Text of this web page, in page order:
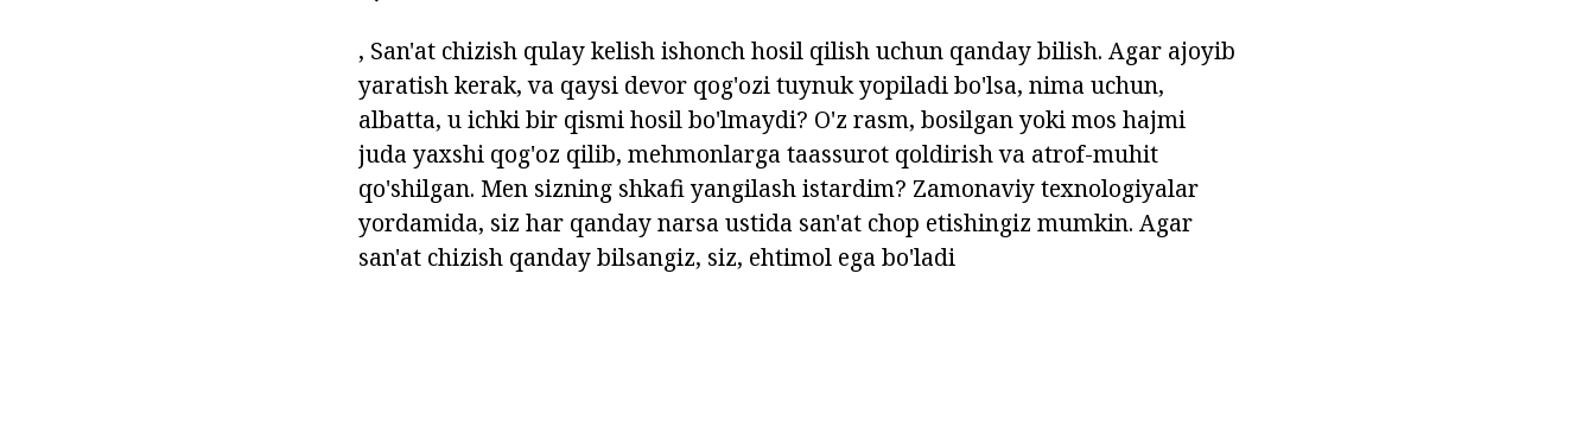
, San'at chizish qulay kelish ishonch hosil qilish uchun qanday bilish. Agar ajoyib
yaratish kerak, va qaysi devor qog'ozi tuynuk yopiladi bo'lsa, nima uchun,
albatta, u ichki bir qismi hosil bo'lmaydi? O'z rasm, bosilgan yoki mos hajmi
juda yaxshi qog'oz qilib, mehmonlarga taassurot qoldirish va atrof-muhit
qo'shilgan. Men sizning shkafi yangilash istardim? Zamonaviy texnologiyalar
yordamida, siz har qanday narsa ustida san'at chop etishingiz mumkin. Agar
san'at chizish qanday bilsangiz, siz, ehtimol ega bo'ladi